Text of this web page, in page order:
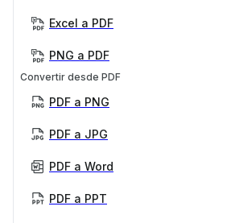
Excel a PDF
PNG a PDF
Convertir desde PDF
PDF a PNG
PDF a JPG
PDF a Word
PDF a PPT